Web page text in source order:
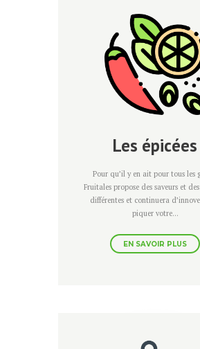
Les épicées
Pour qu’il y en ait pour tous les
Fruitales propose des saveurs et
différentes et continuera
piquer votre...
EN SAVOIR PLUS